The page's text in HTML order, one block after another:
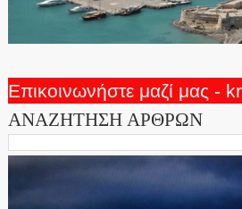
Επικοινωνήστε μαζί μας -
ΑΝΑΖΗΤΗΣΗ ΑΡΘΡΩΝ